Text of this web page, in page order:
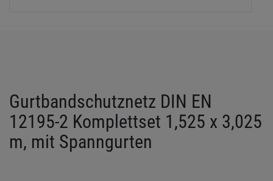
Gurtbandschutznetz DIN EN
12195-2 Komplettset 1,525 x 3,025
m, mit Spanngurten